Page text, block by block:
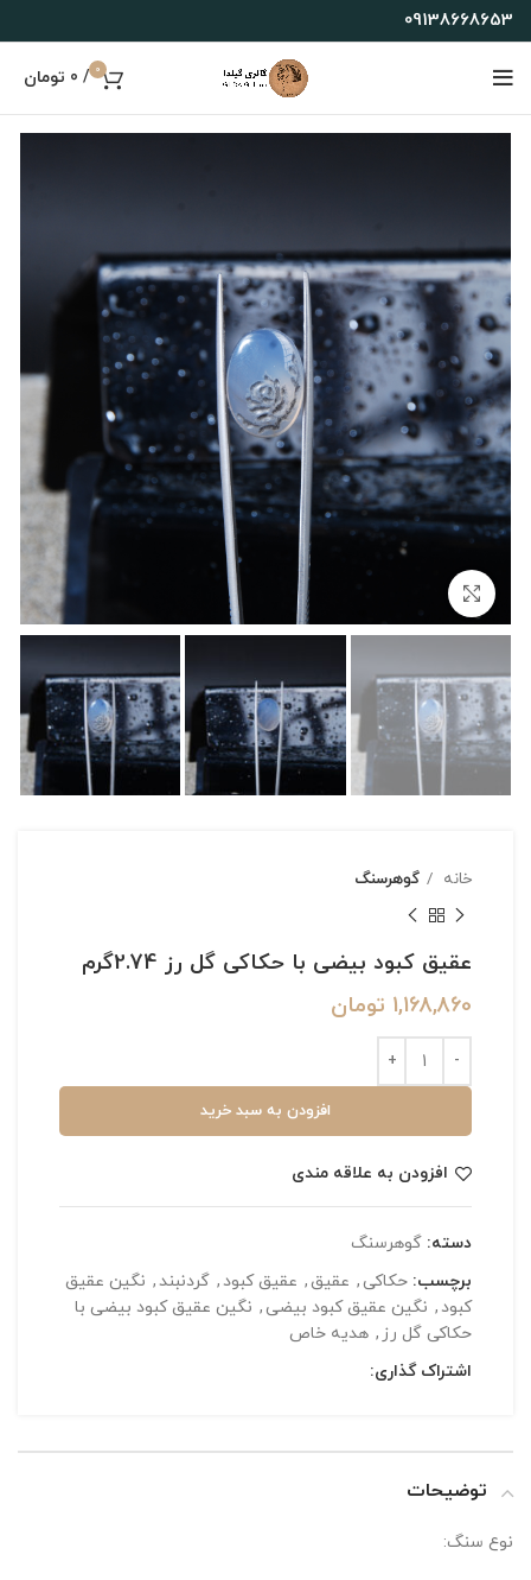
09138668653
0
/
0 تومان
خانه گوهرسنگ
عقیق کبود بیضی با حکاکی گل رز 2.74گرم
1,168,860 تومان
افزودن به سبد خرید
افزودن به علاقه مندی
دسته: گوهرسنگ
برچسب: حکاکی , عقیق, عقیق کبود , گردنبند, نگین عقیق
کبود , نگین عقیق کبود بیضی , نگین عقیق کبود بیضی با
حکاکی گل رز , هدیه خاص
اشتراک گذاری:
توضیحات
نوع سنگ: